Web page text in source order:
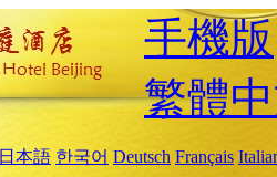
手機版
繁體
日本語 한국어 Deutsch Français